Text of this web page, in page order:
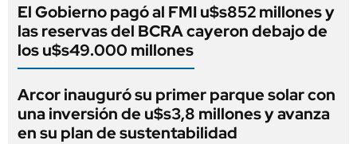
El Gobierno pagó al FMI u$s852 millones y
las reservas del BCRA cayeron debajo de
los u$s49.000 millones
Arcor inauguró su primer parque solar con
una inversión de u$s3,8 millones y avanza
en su plan de sustentabilidad